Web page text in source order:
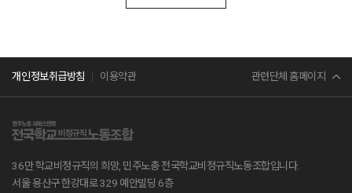
개인정보취급방침 이용약관 관련단체 홈페이지
민주노총
전교조
공무원노조
36만 학교비정규직의 희망, 민주노총 전국학교비정규직노동조합입니다.
서울 용산구 한강대로 329 예안빌딩 6층